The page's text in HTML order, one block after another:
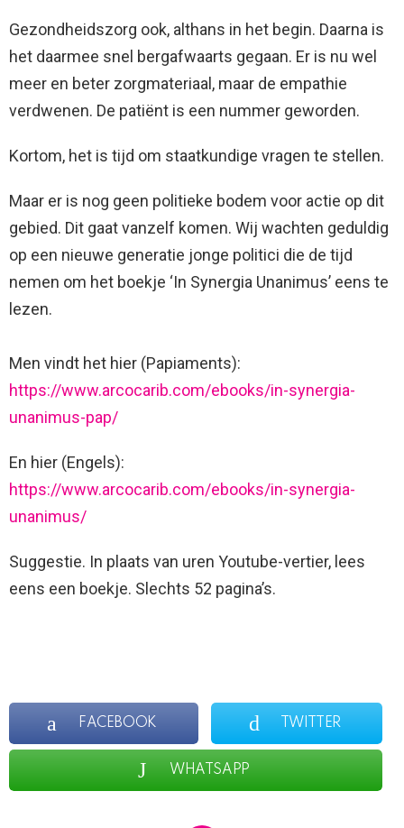
Gezondheidszorg ook, althans in het begin. Daarna is
het daarmee snel bergafwaarts gegaan. Er is nu wel
meer en beter zorgmateriaal, maar de empathie
verdwenen. De patiënt is een nummer geworden.
Kortom, het is tijd om staatkundige vragen te stellen.
Maar er is nog geen politieke bodem voor actie op dit
gebied. Dit gaat vanzelf komen. Wij wachten geduldig
op een nieuwe generatie jonge politici die de tijd
nemen om het boekje ‘In Synergia Unanimus’ eens te
lezen.
Men vindt het hier (Papiaments):
https://www.arcocarib.com/ebooks/in-synergia-
unanimus-pap/
En hier (Engels):
https://www.arcocarib.com/ebooks/in-synergia-
unanimus/
Suggestie. In plaats van uren Youtube-vertier, lees
eens een boekje. Slechts 52 pagina’s.
FACEBOOK TWITTER
WHATSAPP